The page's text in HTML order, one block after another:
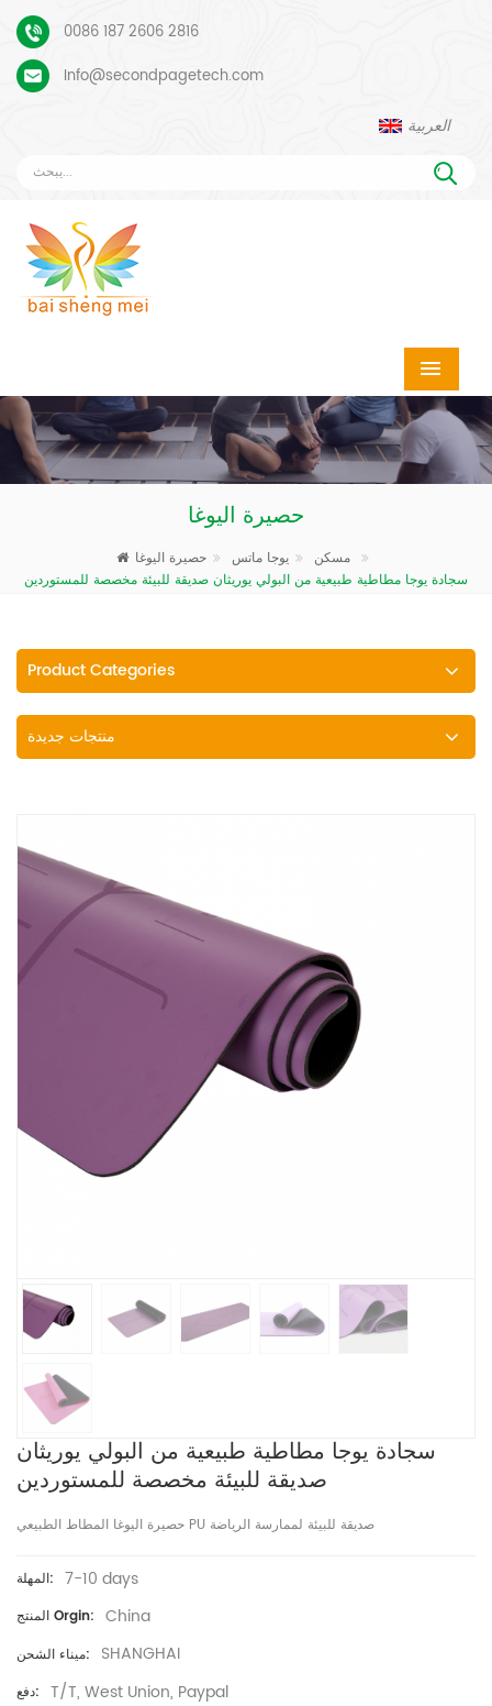
0086 187 2606 2816
Info@secondpagetech.com
العربية
حصيرة اليوغا
مسكن يوجا ماتس
سجادة يوجا مطاطية طبيعية من البولي يوريثان صديقة للبيئة مخصصة للمستوردين
Product Categories
منتجات جديدة
سجادة يوجا مطاطية طبيعية من البولي يوريثان
صديقة للبيئة مخصصة للمستوردين
حصيرة اليوغا المطاط الطبيعي PU صديقة للبيئة لممارسة الرياضة
المهلة: 7-10 days
المنتج Orgin: China
ميناء الشحن: SHANGHAI
دفع: T/T, West Union, Paypal